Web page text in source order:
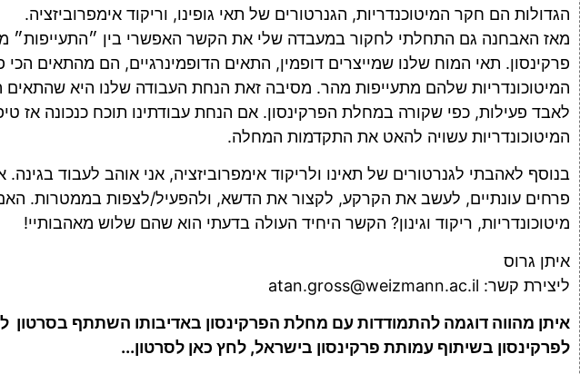
הגדולות הם חקר המיטוכנדריות, הגנרטורים של תאי גופינו, וריקוד אימפרוביזציה.
מאז האבחנה גם התחלתי לחקור במעבדה שלי את הקשר האפשרי בין ״התעייפות״
פרקינסון. תאי המוח שלנו שמייצרים דופמין, התאים הדופמינרגיים, הם מהתאים הכי
המיטוכונדריות שלהם מתעייפות מהר. מסיבה זאת הנחת העבודה שלנו היא שהתאים
לאבד פעילות, כפי שקורה במחלת הפרקינסון. אם הנחת עבודתינו תוכח כנכונה אז
המיטוכונדריות עשויה להאט את התקדמות המחלה.
בנוסף לאהבתי לגנרטורים של תאינו ולריקוד אימפרוביזציה, אני אוהב לעבוד
פרחים עונתיים, לעשב את הקרקע, לקצור את הדשא, ולהפעיל/לצפות בממטרות.
מיטוכונדריות, ריקוד וגינון? הקשר היחיד העולה בדעתי הוא שהם שלוש מאהבותיי!
איתן גרוס
ליצירת קשר: atan.gross@weizmann.ac.il
איתן מהווה דוגמה להתמודדות עם מחלת הפרקינסון באדיבותו השתתף בסרטון
לפרקינסון בשיתוף עמותת פרקינסון בישראל, לחץ כאן לסרטון...